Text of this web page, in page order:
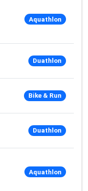
Aquathlon
Duathlon
Bike & Run
Duathlon
Aquathlon